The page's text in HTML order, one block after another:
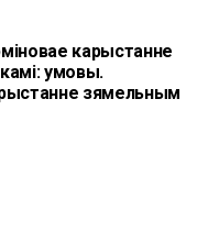
карыстанне
умовы.
зямельным